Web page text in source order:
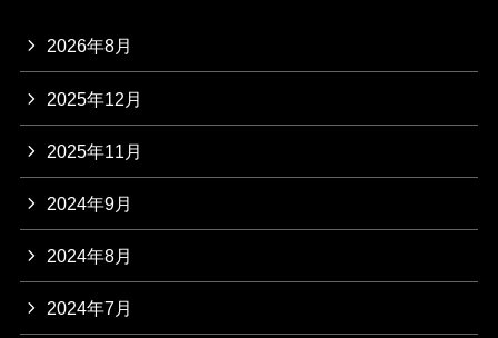
2026年8月
2025年12月
2025年11月
2024年9月
2024年8月
2024年7月